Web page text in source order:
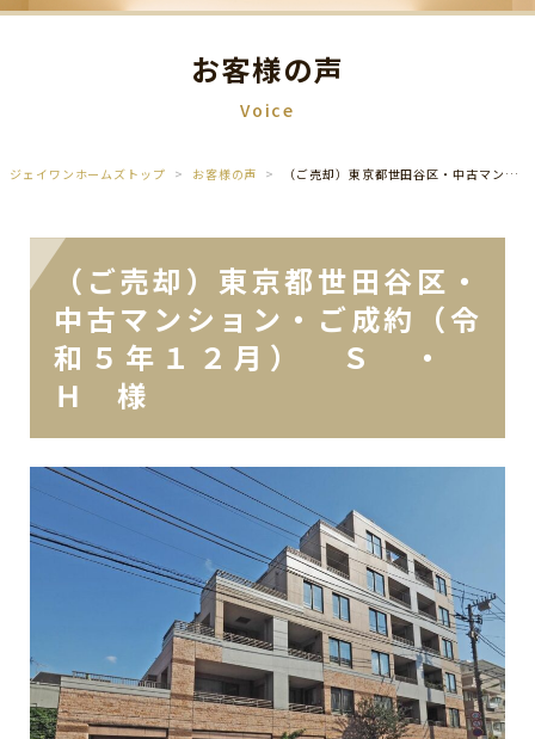
お客様の声
Voice
ジェイワンホームズトップ お客様の声 （ご売却）東京都世田谷区・中古マンション・ご成約（令和５年１２月） Ｓ ・ Ｈ 様
（ご売却）東京都世田谷区・
中古マンション・ご成約（令
和５年１２月） Ｓ ・
Ｈ 様